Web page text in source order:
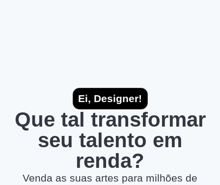
Ei, Designer!
Que tal transformar
seu talento em
renda?
Venda as suas artes para milhões de